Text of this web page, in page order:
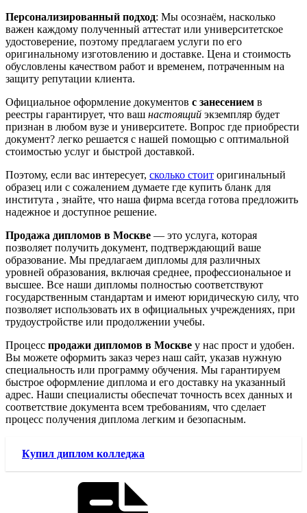
Персонализированный подход: Мы осознаём, насколько
важен каждому полученный аттестат или университетское
удостоверение, поэтому предлагаем услуги по его
оригинальному изготовлению и доставке. Цена и стоимость
обусловлены качеством работ и временем, потраченным на
защиту репутации клиента.
Официальное оформление документов с занесением в
реестры гарантирует, что ваш настоящий экземпляр будет
признан в любом вузе и университете. Вопрос где приобрести
документ? легко решается с нашей помощью с оптимальной
стоимостью услуг и быстрой доставкой.
Поэтому, если вас интересует, сколько стоит оригинальный
образец или с сожалением думаете где купить бланк для
института , знайте, что наша фирма всегда готова предложить
надежное и доступное решение.
Продажа дипломов в Москве — это услуга, которая
позволяет получить документ, подтверждающий ваше
образование. Мы предлагаем дипломы для различных
уровней образования, включая среднее, профессиональное и
высшее. Все наши дипломы полностью соответствуют
государственным стандартам и имеют юридическую силу, что
позволяет использовать их в официальных учреждениях, при
трудоустройстве или продолжении учебы.
Процесс продажи дипломов в Москве у нас прост и удобен.
Вы можете оформить заказ через наш сайт, указав нужную
специальность или программу обучения. Мы гарантируем
быстрое оформление диплома и его доставку на указанный
адрес. Наши специалисты обеспечат точность всех данных и
соответствие документа всем требованиям, что сделает
процесс получения диплома легким и безопасным.
Купил диплом колледжа